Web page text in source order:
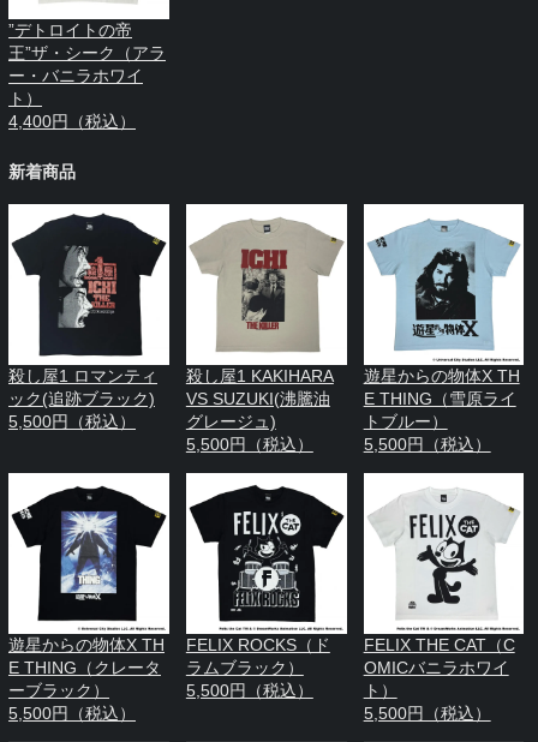
”デトロイトの帝
王”ザ・シーク（アラ
ー・バニラホワイ
ト）
4,400円（税込）
新着商品
殺し屋1 ロマンティ
ック(追跡ブラック)
5,500円（税込）
殺し屋1 KAKIHARA
VS SUZUKI(沸騰油
グレージュ)
5,500円（税込）
遊星からの物体X TH
E THING（雪原ライ
トブルー）
5,500円（税込）
遊星からの物体X TH
E THING（クレータ
ーブラック）
5,500円（税込）
FELIX ROCKS（ド
ラムブラック）
5,500円（税込）
FELIX THE CAT（C
OMICバニラホワイ
ト）
5,500円（税込）